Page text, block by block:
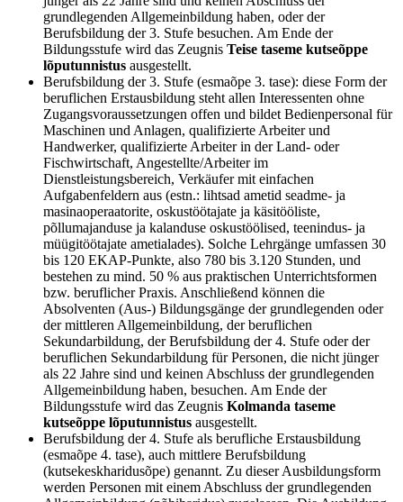
grundlegenden Allgemeinbildung haben, oder der
Berufsbildung der 3. Stufe besuchen. Am Ende der
Bildungsstufe wird das Zeugnis Teise taseme kutseõppe
lõputunnistus ausgestellt.
Berufsbildung der 3. Stufe (esmaõpe 3. tase): diese Form der
beruflichen Erstausbildung steht allen Interessenten ohne
Zugangsvoraussetzungen offen und bildet Bedienpersonal für
Maschinen und Anlagen, qualifizierte Arbeiter und
Handwerker, qualifizierte Arbeiter in der Land- oder
Fischwirtschaft, Angestellte/Arbeiter im
Dienstleistungsbereich, Verkäufer mit einfachen
Aufgabenfeldern aus (estn.: lihtsad ametid seadme- ja
masinaoperaatorite, oskustöötajate ja käsitööliste,
põllumajanduse ja kalanduse oskustöölised, teenindus- ja
müügitöötajate ametialades). Solche Lehrgänge umfassen 30
bis 120 EKAP-Punkte, also 780 bis 3.120 Stunden, und
bestehen zu mind. 50 % aus praktischen Unterrichtsformen
bzw. beruflicher Praxis. Anschließend können die
Absolventen (Aus-) Bildungsgänge der grundlegenden oder
der mittleren Allgemeinbildung, der beruflichen
Sekundarbildung, der Berufsbildung der 4. Stufe oder der
beruflichen Sekundarbildung für Personen, die nicht jünger
als 22 Jahre sind und keinen Abschluss der grundlegenden
Allgemeinbildung haben, besuchen. Am Ende der
Bildungsstufe wird das Zeugnis Kolmanda taseme
kutseõppe lõputunnistus ausgestellt.
Berufsbildung der 4. Stufe als berufliche Erstausbildung
(esmaõpe 4. tase), auch mittlere Berufsbildung
(kutsekeskharidusõpe) genannt. Zu dieser Ausbildungsform
werden Personen mit einem Abschluss der grundlegenden